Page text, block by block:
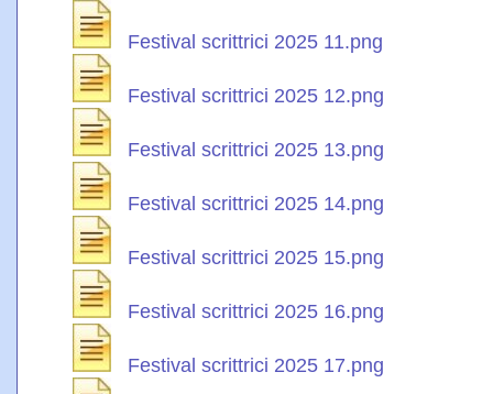
Festival scrittrici 2025 11.png
Festival scrittrici 2025 12.png
Festival scrittrici 2025 13.png
Festival scrittrici 2025 14.png
Festival scrittrici 2025 15.png
Festival scrittrici 2025 16.png
Festival scrittrici 2025 17.png